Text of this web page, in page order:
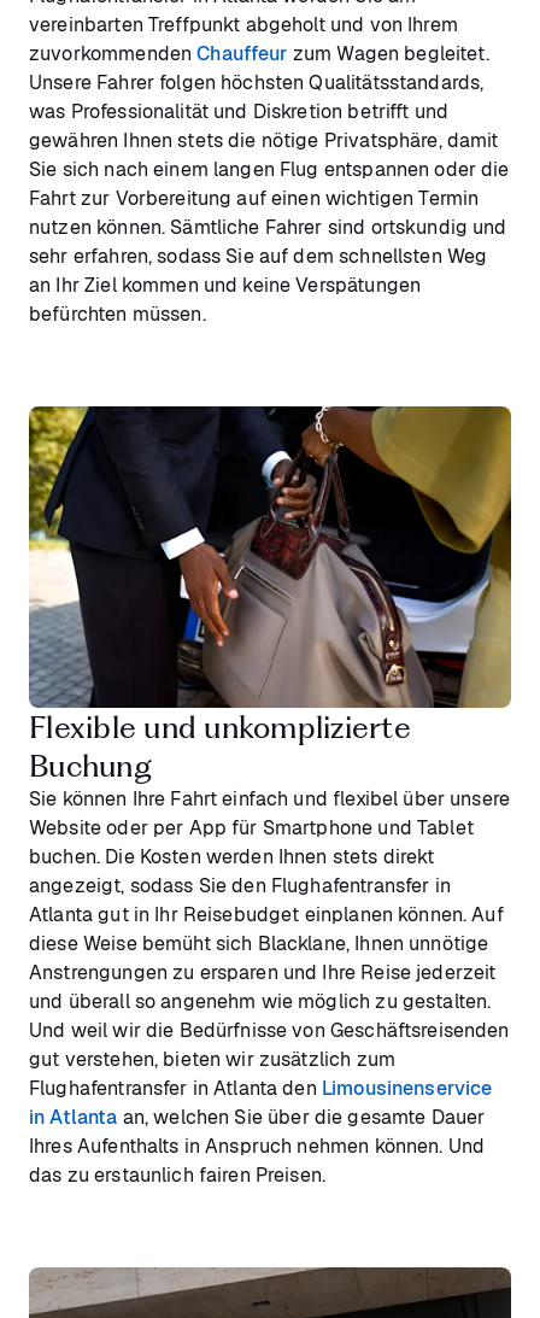
vereinbarten Treffpunkt abgeholt und von Ihrem
zuvorkommendenChauffeur zum Wagen begleitet.
Unsere Fahrer folgen höchsten Qualitätsstandards,
was Professionalität und Diskretion betrifft und
gewähren Ihnen stets die nötige Privatsphäre, damit
Sie sich nach einem langen Flug entspannen oder die
Fahrt zur Vorbereitung auf einen wichtigen Termin
nutzen können. Sämtliche Fahrer sind ortskundig und
sehr erfahren, sodass Sie auf dem schnellsten Weg
an Ihr Ziel kommen und keine Verspätungen
befürchten müssen.
Flexible und unkomplizierte
Buchung
Sie können Ihre Fahrt einfach und flexibel über unsere
Website oder per App für Smartphone und Tablet
buchen. Die Kosten werden Ihnen stets direkt
angezeigt, sodass Sie den Flughafentransfer in
Atlanta gut in Ihr Reisebudget einplanen können. Auf
diese Weise bemüht sich Blacklane, Ihnen unnötige
Anstrengungen zu ersparen und Ihre Reise jederzeit
und überall so angenehm wie möglich zu gestalten.
Und weil wir die Bedürfnisse von Geschäftsreisenden
gut verstehen, bieten wir zusätzlich zum
Flughafentransfer in Atlanta den Limousinenservice
in Atlanta an, welchen Sie über die gesamte Dauer
Ihres Aufenthalts in Anspruch nehmen können. Und
das zu erstaunlich fairen Preisen.